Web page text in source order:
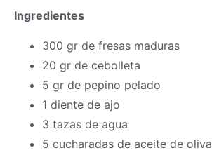
Ingredientes
300 gr de fresas maduras
20 gr de cebolleta
5 gr de pepino pelado
1 diente de ajo
3 tazas de agua
5 cucharadas de aceite de oliva